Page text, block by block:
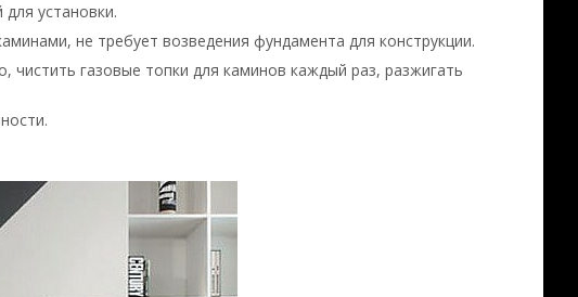
установки.
не требует возведения фундамента для конструкции.
чистить газовые топки для каминов каждый раз, разжигать